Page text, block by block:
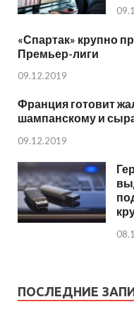
«Спартак» крупно
Премьер-лиги
09.12.2019
Франция готовит
шампанскому и
09.12.2019
ПОСЛЕДНИЕ